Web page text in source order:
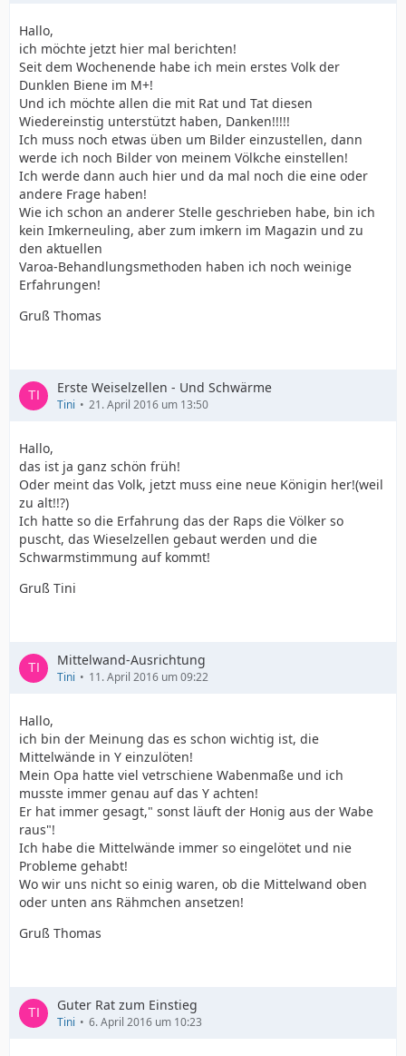
Hallo,
ich möchte jetzt hier mal berichten!
Seit dem Wochenende habe ich mein erstes Volk der
Dunklen Biene im M+!
Und ich möchte allen die mit Rat und Tat diesen
Wiedereinstig unterstützt haben, Danken!!!!!
Ich muss noch etwas üben um Bilder einzustellen, dann
werde ich noch Bilder von meinem Völkche einstellen!
Ich werde dann auch hier und da mal noch die eine oder
andere Frage haben!
Wie ich schon an anderer Stelle geschrieben habe, bin ich
kein Imkerneuling, aber zum imkern im Magazin und zu
den aktuellen
Varoa-Behandlungsmethoden haben ich noch weinige
Erfahrungen!
Gruß Thomas
Erste Weiselzellen - Und Schwärme
Tini 21. April 2016 um 13:50
Hallo,
das ist ja ganz schön früh!
Oder meint das Volk, jetzt muss eine neue Königin her!(weil
zu alt!!?)
Ich hatte so die Erfahrung das der Raps die Völker so
puscht, das Wieselzellen gebaut werden und die
Schwarmstimmung auf kommt!
Gruß Tini
Mittelwand-Ausrichtung
Tini 11. April 2016 um 09:22
Hallo,
ich bin der Meinung das es schon wichtig ist, die
Mittelwände in Y einzulöten!
Mein Opa hatte viel vetrschiene Wabenmaße und ich
musste immer genau auf das Y achten!
Er hat immer gesagt," sonst läuft der Honig aus der Wabe
raus"!
Ich habe die Mittelwände immer so eingelötet und nie
Probleme gehabt!
Wo wir uns nicht so einig waren, ob die Mittelwand oben
oder unten ans Rähmchen ansetzen!
Gruß Thomas
Guter Rat zum Einstieg
Tini 6. April 2016 um 10:23